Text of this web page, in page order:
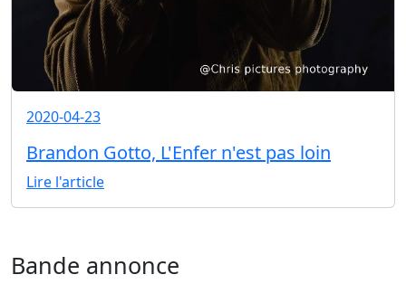
2020-04-23
Brandon Gotto, L'Enfer n'est pas loin
Lire l'article
Bande annonce